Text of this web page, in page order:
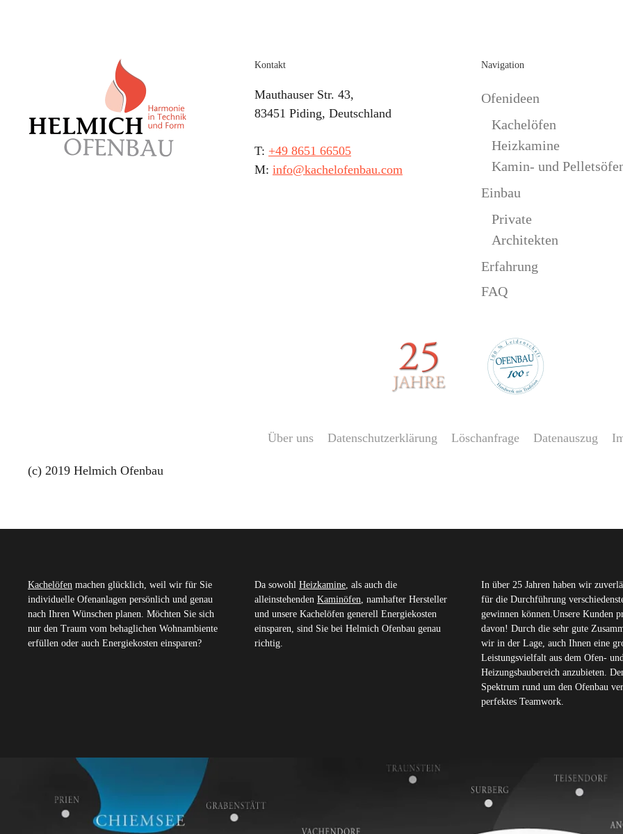
Kontakt
Mauthauser Str. 43,
83451 Piding, Deutschland
T: +49 8651 66505
M: info@kachelofenbau.com
Navigation
Ofenideen
Kachelöfen
Heizkamine
Kamin- und
Einbau
Private
Architekten
Erfahrung
FAQ
Über uns Datenschutzerklärung Löschanfrage Datenauszug
(c) 2019 Helmich Ofenbau
Kachelöfen machen glücklich, weil wir für Sie
individuelle Ofenanlagen persönlich und genau
nach Ihren Wünschen planen. Möchten Sie sich
nur den Traum vom behaglichen Wohnambiente
erfüllen oder auch Energiekosten einsparen?
Da sowohl Heizkamine, als auch die
alleinstehenden Kaminöfen, namhafter Hersteller
und unsere Kachelöfen generell Energiekosten
einsparen, sind Sie bei Helmich Ofenbau genau
richtig.
In über 25 Jahren haben wir
für die Durchführung
gewinnen können.Unsere Kunden
davon! Durch die sehr gute
wir in der Lage, auch Ihnen eine
Leistungsvielfalt aus dem Ofen-
Heizungsbaubereich anzubieten.
Spektrum rund um den Ofenbau
perfektes Teamwork.